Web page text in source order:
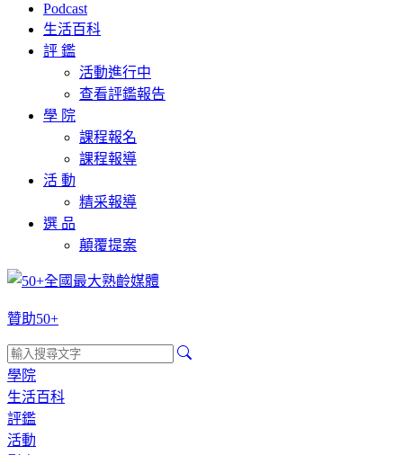
Podcast
生活百科
評 鑑
活動進行中
查看評鑑報告
學 院
課程報名
課程報導
活 動
精采報導
選 品
顛覆提案
贊助50+
學院
生活百科
評鑑
活動